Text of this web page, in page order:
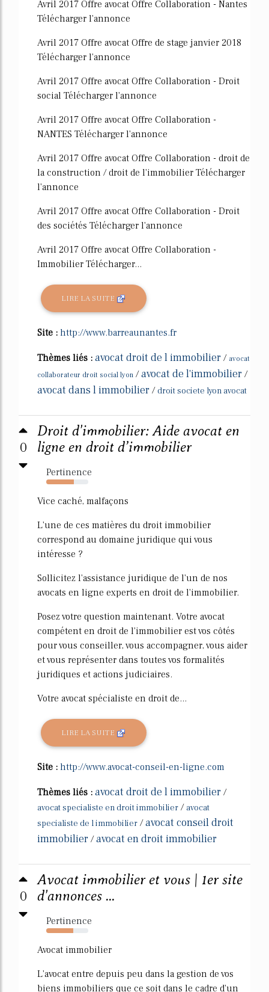
Avril 2017 Offre avocat Offre Collaboration - Nantes
Télécharger l'annonce
Avril 2017 Offre avocat Offre de stage janvier 2018
Télécharger l'annonce
Avril 2017 Offre avocat Offre Collaboration - Droit
social Télécharger l'annonce
Avril 2017 Offre avocat Offre Collaboration -
NANTES Télécharger l'annonce
Avril 2017 Offre avocat Offre Collaboration - droit de
la construction / droit de l'immobilier Télécharger
l'annonce
Avril 2017 Offre avocat Offre Collaboration - Droit
des sociétés Télécharger l'annonce
Avril 2017 Offre avocat Offre Collaboration -
Immobilier Télécharger...
LIRE LA SUITE
Site : http://www.barreaunantes.fr
Thèmes liés : avocat droit de l immobilier / avocat
collaborateur droit social lyon /avocat de l'immobilier /
avocat dans l immobilier / droit societe lyon avocat
0
Droit d'immobilier: Aide avocat en
ligne en droit d’immobilier
Pertinence
65%
Vice caché, malfaçons
L'une de ces matières du droit immobilier
correspond au domaine juridique qui vous
intéresse ?
Sollicitez l'assistance juridique de l'un de nos
avocats en ligne experts en droit de l'immobilier.
Posez votre question maintenant. Votre avocat
compétent en droit de l'immobilier est vos côtés
pour vous conseiller, vous accompagner, vous aider
et vous représenter dans toutes vos formalités
juridiques et actions judiciaires.
Votre avocat spécialiste en droit de...
LIRE LA SUITE
Site : http://www.avocat-conseil-en-ligne.com
Thèmes liés : avocat droit de l immobilier /
avocat specialiste en droit immobilier / avocat
specialiste de l immobilier /avocat conseil droit
immobilier /avocat en droit immobilier
0
Avocat immobilier et vous | 1er site
d'annonces ...
Pertinence
64%
Avocat immobilier
L'avocat entre depuis peu dans la gestion de vos
biens immobiliers que ce soit dans le cadre d'un